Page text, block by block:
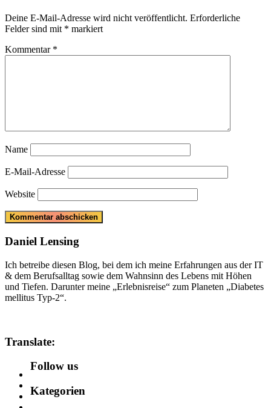
Deine E-Mail-Adresse wird nicht veröffentlicht. Erforderliche
Felder sind mit * markiert
Kommentar *
Name
E-Mail-Adresse
Website
Daniel Lensing
Ich betreibe diesen Blog, bei dem ich meine Erfahrungen aus der IT
& dem Berufsalltag sowie dem Wahnsinn des Lebens mit Höhen
und Tiefen. Darunter meine „Erlebnisreise“ zum Planeten „Diabetes
mellitus Typ-2“.
Translate:
Follow us
Kategorien